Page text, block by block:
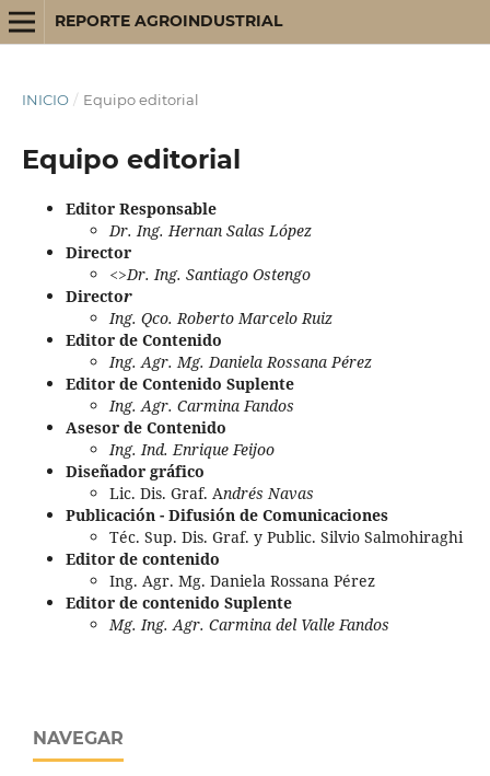
REPORTE AGROINDUSTRIAL
INICIO / Equipo editorial
Equipo editorial
Editor Responsable
Dr. Ing. Hernan Salas López
Director
<>Dr. Ing. Santiago Ostengo
Director
Ing. Qco. Roberto Marcelo Ruiz
Editor de Contenido
Ing. Agr. Mg. Daniela Rossana Pérez
Editor de Contenido Suplente
Ing. Agr. Carmina Fandos
Asesor de Contenido
Ing. Ind. Enrique Feijoo
Diseñador gráfico
Lic. Dis. Graf. Andrés Navas
Publicación - Difusión de Comunicaciones
Téc. Sup. Dis. Graf. y Public. Silvio Salmohiraghi
Editor de contenido
Ing. Agr. Mg. Daniela Rossana Pérez
Editor de contenido Suplente
Mg. Ing. Agr. Carmina del Valle Fandos
NAVEGAR